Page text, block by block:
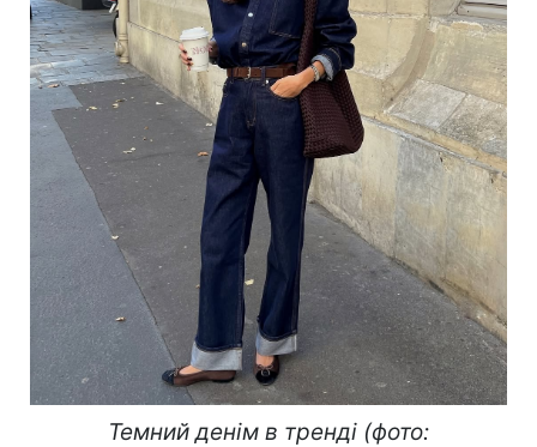
Темний денім в тренді (фото: